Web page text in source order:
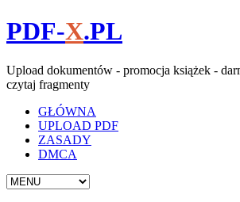
PDF-X.PL
Upload dokumentów - promocja książek -
czytaj fragmenty
GŁÓWNA
UPLOAD PDF
ZASADY
DMCA